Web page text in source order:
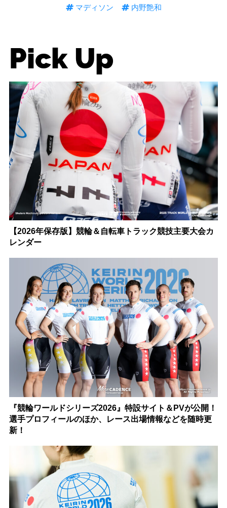
マディソン
内野艶和
Pick Up
【2026年保存版】競輪＆自転車トラック競技主要大会カ
レンダー
『競輪ワールドシリーズ2026』特設サイト＆PVが公開！
選手プロフィールのほか、レース出場情報などを随時更
新！